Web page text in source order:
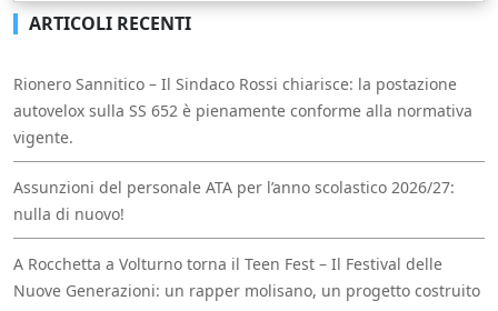
ARTICOLI RECENTI
Rionero Sannitico – Il Sindaco Rossi chiarisce: la postazione
autovelox sulla SS 652 è pienamente conforme alla normativa
vigente.
Assunzioni del personale ATA per l’anno scolastico 2026/27:
nulla di nuovo!
A Rocchetta a Volturno torna il Teen Fest – Il Festival delle
Nuove Generazioni: un rapper molisano, un progetto costruito